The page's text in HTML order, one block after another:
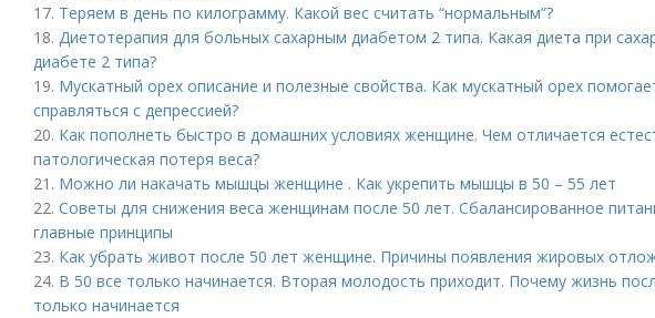
17. Теряем в день по килограмму. Какой вес считать “нормальным”?
18. Диетотерапия для больных сахарным диабетом 2 типа. Какая диета при
диабете 2 типа?
19. Мускатный орех описание и полезные свойства. Как мускатный орех
справляться с депрессией?
20. Как пополнеть быстро в домашних условиях женщине. Чем отличается
патологическая потеря веса?
21. Можно ли накачать мышцы женщине . Как укрепить мышцы в 50 – 55 лет
22. Советы для снижения веса женщинам после 50 лет. Сбалансированное
главные принципы
23. Как убрать живот после 50 лет женщине. Причины появления жировых
24. В 50 все только начинается. Вторая молодость приходит. Почему жизнь
только начинается